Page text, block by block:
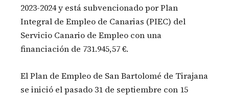
2023-2024 y está subvencionado por Plan
Integral de Empleo de Canarias (PIEC) del
Servicio Canario de Empleo con una
financiación de 731.945,57 €.
El Plan de Empleo de San Bartolomé de Tirajana
se inició el pasado 31 de septiembre con 15